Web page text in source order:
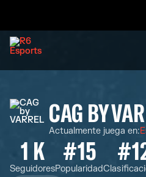
CAG BY
Actualmente juega en:
1 K
Seguidores
#15
Popularidad